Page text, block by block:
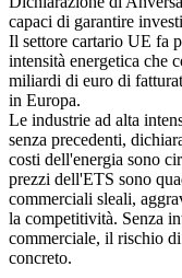
capaci di garantire
Il settore cartario UE fa
intensità energetica che
miliardi di euro di
in Europa.
Le industrie ad alta
senza precedenti,
costi dell'energia sono
prezzi dell'ETS sono
commerciali sleali,
la competitività. Senza
commerciale, il rischio
concreto.